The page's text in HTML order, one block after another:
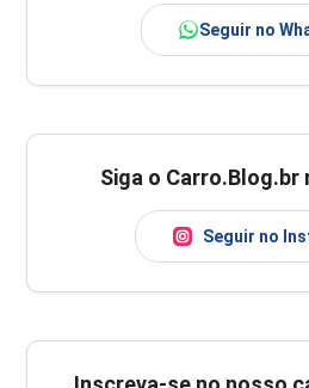
Seguir no
Siga o Carro.Blog.br
Seguir no